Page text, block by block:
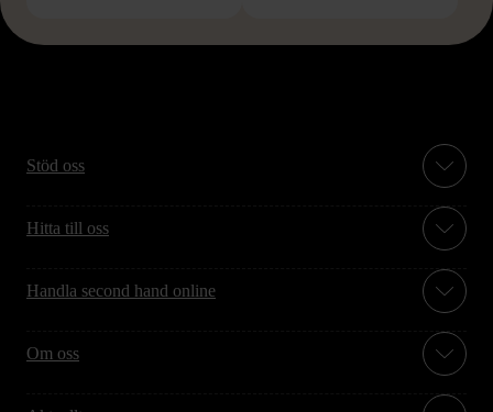
Stöd oss
Hitta till oss
Handla second hand online
Om oss